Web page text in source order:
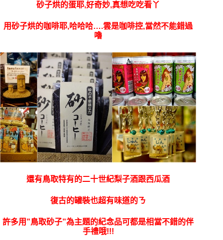
砂子烘的蛋耶,好奇妙,真想吃吃看丫
用砂子烘的咖啡耶,哈哈哈….雲是咖啡控,當然不能錯過
嚕
還有鳥取特有的二十世紀梨子酒跟西瓜酒
復古的罐裝也超有味道的ㄋ
許多用”鳥取砂子”為主題的紀念品可都是相當不錯的伴
手禮哦!!!